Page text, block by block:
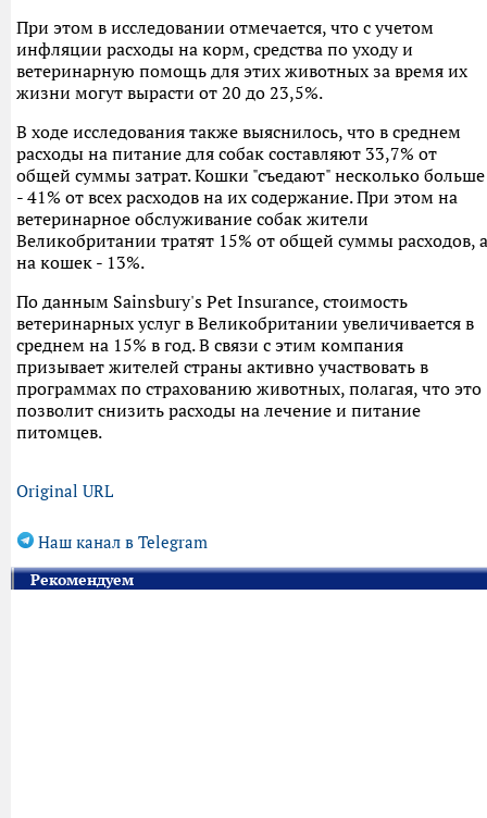
При этом в исследовании отмечается, что с учетом
инфляции расходы на корм, средства по уходу и
ветеринарную помощь для этих животных за время их
жизни могут вырасти от 20 до 23,5%.
В ходе исследования также выяснилось, что в среднем
расходы на питание для собак составляют 33,7% от
общей суммы затрат. Кошки "съедают" несколько больше
- 41% от всех расходов на их содержание. При этом на
ветеринарное обслуживание собак жители
Великобритании тратят 15% от общей суммы расходов, а
на кошек - 13%.
По данным Sainsbury's Pet Insurance, стоимость
ветеринарных услуг в Великобритании увеличивается в
среднем на 15% в год. В связи с этим компания
призывает жителей страны активно участвовать в
программах по страхованию животных, полагая, что это
позволит снизить расходы на лечение и питание
питомцев.
Original URL
Наш канал в Telegram
Рекомендуем